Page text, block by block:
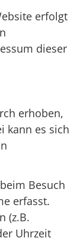
erfolgt
dieser
erhoben,
kann es sich
Besuch
erfasst.
(z.B.
Uhrzeit